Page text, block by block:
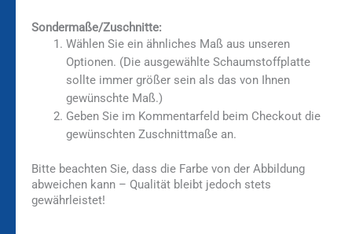
Sondermaße/Zuschnitte:
Wählen Sie ein ähnliches Maß aus unseren
Optionen. (Die ausgewählte Schaumstoffplatte
sollte immer größer sein als das von Ihnen
gewünschte Maß.)
Geben Sie im Kommentarfeld beim Checkout die
gewünschten Zuschnittmaße an.
Bitte beachten Sie, dass die Farbe von der Abbildung
abweichen kann – Qualität bleibt jedoch stets
gewährleistet!